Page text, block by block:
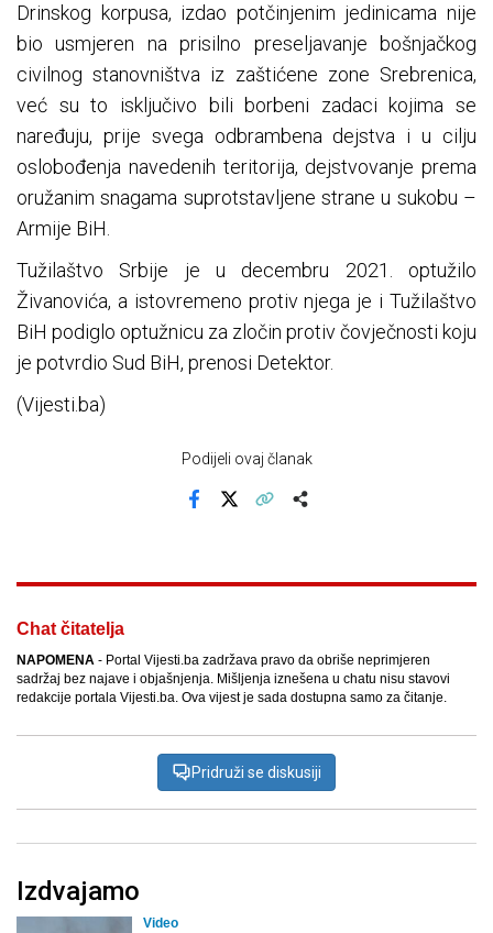
Drinskog korpusa, izdao potčinjenim jedinicama nije
bio usmjeren na prisilno preseljavanje bošnjačkog
civilnog stanovništva iz zaštićene zone Srebrenica,
već su to isključivo bili borbeni zadaci kojima se
naređuju, prije svega odbrambena dejstva i u cilju
oslobođenja navedenih teritorija, dejstvovanje prema
oružanim snagama suprotstavljene strane u sukobu –
Armije BiH.
Tužilaštvo Srbije je u decembru 2021. optužilo
Živanovića, a istovremeno protiv njega je i Tužilaštvo
BiH podiglo optužnicu za zločin protiv čovječnosti koju
je potvrdio Sud BiH, prenosi Detektor.
(Vijesti.ba)
Podijeli ovaj članak
Chat čitatelja
NAPOMENA - Portal Vijesti.ba zadržava pravo da obriše neprimjeren
sadržaj bez najave i objašnjenja. Mišljenja iznešena u chatu nisu stavovi
redakcije portala Vijesti.ba. Ova vijest je sada dostupna samo za čitanje.
Pridruži se diskusiji
Izdvajamo
Video